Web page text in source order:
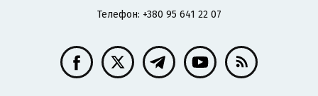
Телефон: +380 95 641 22 07